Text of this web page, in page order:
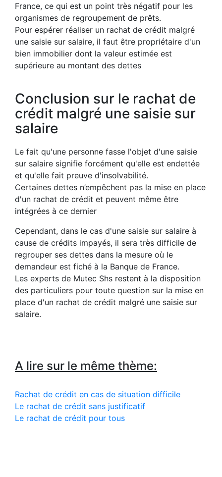
France, ce qui est un point très négatif pour les
organismes de regroupement de prêts.
Pour espérer réaliser un rachat de crédit malgré
une saisie sur salaire, il faut être propriétaire d'un
bien immobilier dont la valeur estimée est
supérieure au montant des dettes
Conclusion sur le rachat de
crédit malgré une saisie sur
salaire
Le fait qu'une personne fasse l'objet d'une saisie
sur salaire signifie forcément qu'elle est endettée
et qu'elle fait preuve d'insolvabilité.
Certaines dettes n’empêchent pas la mise en place
d'un rachat de crédit et peuvent même être
intégrées à ce dernier
Cependant, dans le cas d'une saisie sur salaire à
cause de crédits impayés, il sera très difficile de
regrouper ses dettes dans la mesure où le
demandeur est fiché à la Banque de France.
Les experts de Mutec Shs restent à la disposition
des particuliers pour toute question sur la mise en
place d'un rachat de crédit malgré une saisie sur
salaire.
A lire sur le même thème:
Rachat de crédit en cas de situation difficile
Le rachat de crédit sans justificatif
Le rachat de crédit pour tous